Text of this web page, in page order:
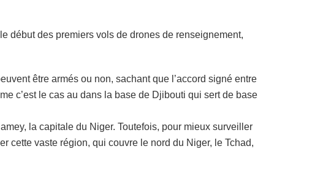
début des premiers vols de drones de renseignement,
être armés ou non, sachant que l’accord signé entre
c’est le cas au dans la base de Djibouti qui sert de base
la capitale du Niger. Toutefois, pour mieux surveiller
cette vaste région, qui couvre le nord du Niger, le Tchad,